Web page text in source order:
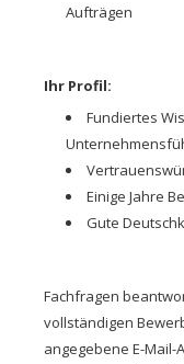
Aufträgen
Ihr Profil:
Fundiertes
Einige Jahre
Gute
Fachfragen
vollständigen
angegebene E-Mail-